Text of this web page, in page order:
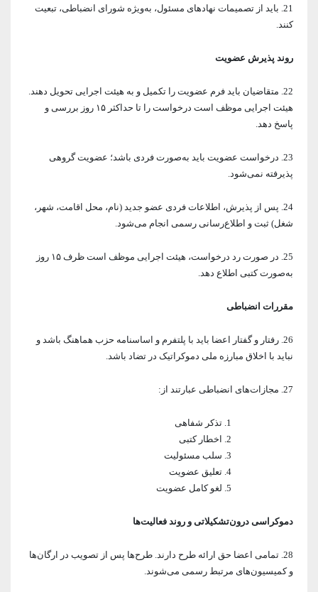
21. باید از تصمیمات نهادهای مسئول، به‌ویژه شورای انضباطی، تبعیت
کنند.
روند پذیرش عضویت
22. متقاضیان باید فرم عضویت را تکمیل و به هیئت اجرایی تحویل دهند.
هیئت اجرایی موظف است درخواست را تا حداکثر ۱۵ روز بررسی و
پاسخ دهد.
23. درخواست عضویت باید به‌صورت فردی باشد؛ عضویت گروهی
پذیرفته نمی‌شود.
24. پس از پذیرش، اطلاعات فردی عضو جدید (نام، محل اقامت، شهر،
شغل) ثبت و اطلاع‌رسانی رسمی انجام می‌شود.
25. در صورت رد درخواست، هیئت اجرایی موظف است ظرف ۱۵ روز
به‌صورت کتبی اطلاع دهد.
مقررات انضباطی
26. رفتار و گفتار اعضا باید با پلتفرم و اساسنامه حزب هماهنگ باشد و
نباید با اخلاق مبارزه ملی دموکراتیک در تضاد باشد.
27. مجازات‌های انضباطی عبارتند از:
تذکر شفاهی
اخطار کتبی
سلب مسئولیت
تعلیق عضویت
لغو کامل عضویت
دموکراسی درون‌تشکیلاتی و روند فعالیت‌ها
28. تمامی اعضا حق ارائه طرح دارند. طرح‌ها پس از تصویب در ارگان‌ها
و کمیسیون‌های مرتبط رسمی می‌شوند.